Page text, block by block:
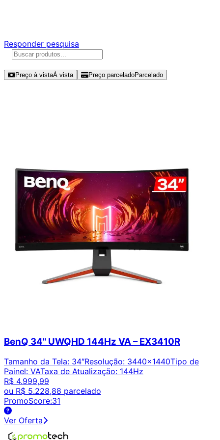
Responder pesquisa
Preço à vistaÀ vista Preço parceladoParcelado
BenQ 34" UWQHD 144Hz VA – EX3410R
Tamanho da Tela: 34″Resolução: 3440x1440Tipo de
Painel: VATaxa de Atualização: 144Hz
R$ 4.999,99
ou R$ 5.228,88 parcelado
PromoScore:31
Ver Oferta